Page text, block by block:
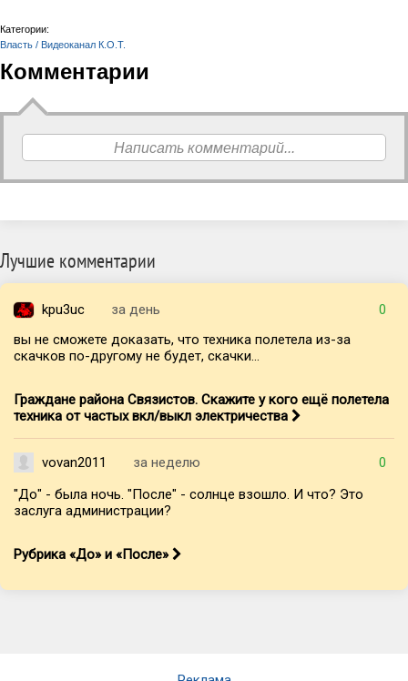
Категории:
Власть / Видеоканал К.О.Т.
Комментарии
Написать комментарий...
Лучшие комментарии
kpu3uc за день
0
вы не сможете доказать, что техника полетела из-за
скачков по-другому не будет, скачки...
Граждане района Связистов. Скажите у кого ещё полетела
техника от частых вкл/выкл электричества
vovan2011 за неделю
0
"До" - была ночь. "После" - солнце взошло. И что? Это
заслуга администрации?
Рубрика «До» и «После»